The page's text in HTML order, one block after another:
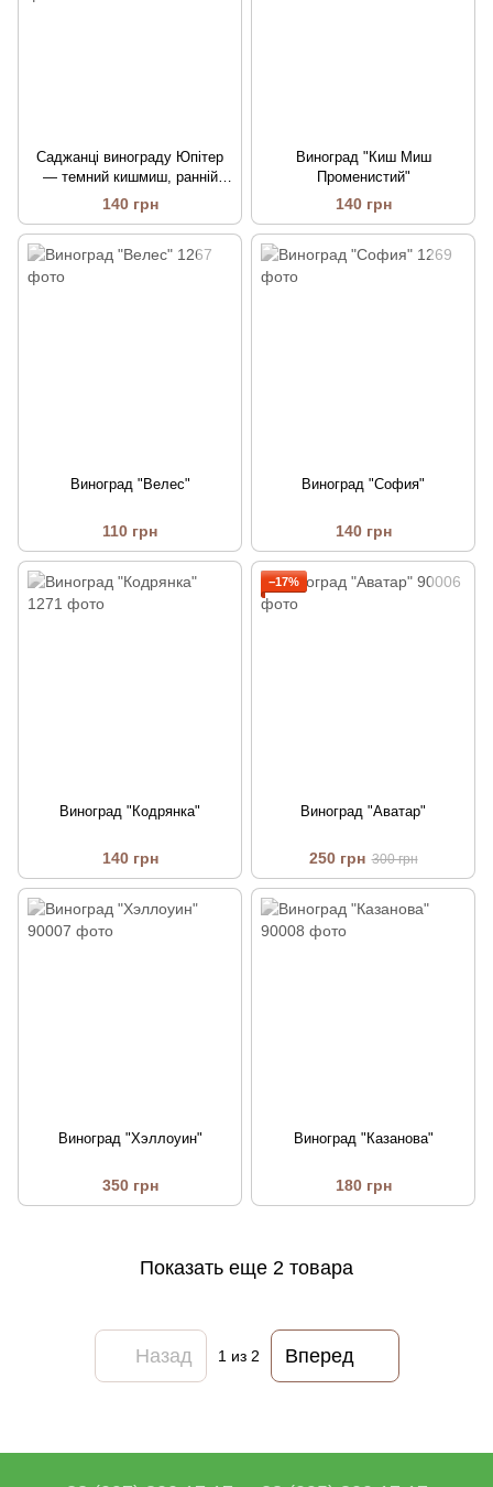
Саджанці винограду Юпітер
— темний кишмиш, ранній
неукривний
140 грн
Виноград "Киш Миш
Променистий"
140 грн
Виноград "Велес"
110 грн
Виноград "София"
140 грн
Виноград "Кодрянка"
140 грн
−17%
Виноград "Аватар"
250 грн 300 грн
Виноград "Хэллоуин"
350 грн
Виноград "Казанова"
180 грн
Показать еще 2 товара
Назад 1из 2 Вперед